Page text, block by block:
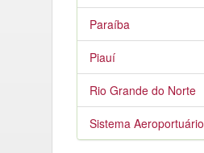
Paraíba
Piauí
Rio Grande do Norte
Sistema Aeroportuário